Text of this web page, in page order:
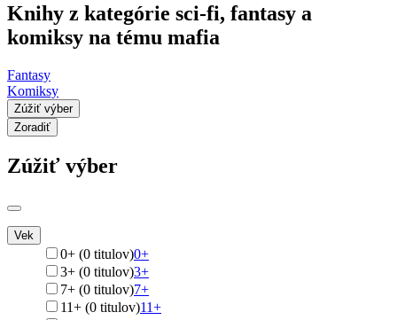
Knihy z kategórie sci-fi, fantasy a
komiksy na tému mafia
Fantasy
Komiksy
Zúžiť výber
Zoradiť
Zúžiť výber
Vek
0+ (0 titulov)0+
3+ (0 titulov)3+
7+ (0 titulov)7+
11+ (0 titulov)11+